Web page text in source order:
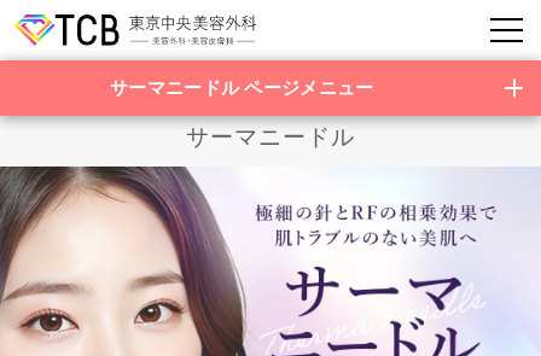
サーマニードル ページメニュー
サーマニードル